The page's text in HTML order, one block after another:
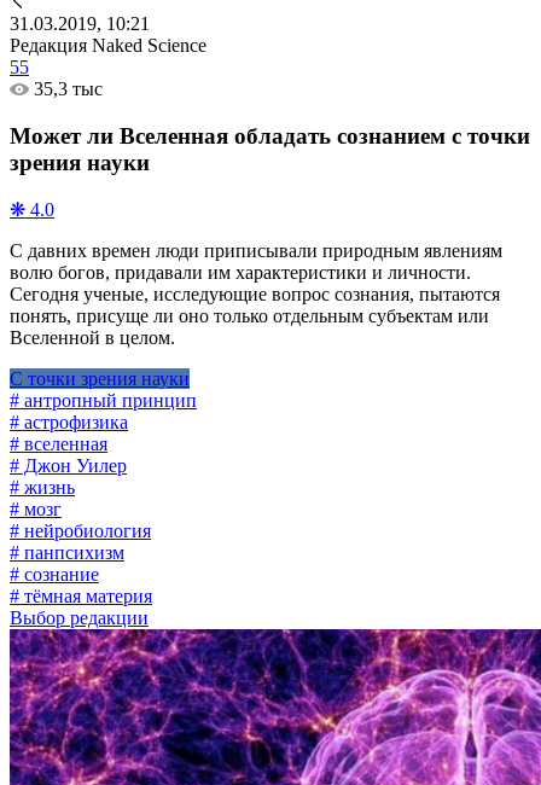
31.03.2019, 10:21
Редакция Naked Science
55
35,3 тыс
Может ли Вселенная обладать сознанием с точки
зрения науки
❋ 4.0
С давних времен люди приписывали природным явлениям
волю богов, придавали им характеристики и личности.
Сегодня ученые, исследующие вопрос сознания, пытаются
понять, присуще ли оно только отдельным субъектам или
Вселенной в целом.
С точки зрения науки
# антропный принцип
# астрофизика
# вселенная
# Джон Уилер
# жизнь
# мозг
# нейробиология
# панпсихизм
# сознание
# тёмная материя
Выбор редакции